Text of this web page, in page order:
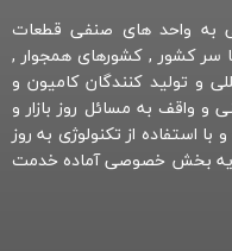
به واحد های صنفی قطعات
سر کشور , کشورهای همجوار ,
و تولید کنندگان کامیون و
و واقف به مسائل روز بازار و
استفاده از تکنولوژی به روز
بخش خصوصی آماده خدمت